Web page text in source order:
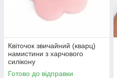
Квіточок звичайний (кварц)
намистини з харчового
силікону
Готово до відправки